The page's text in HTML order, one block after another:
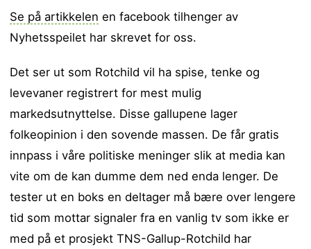
Se på artikkelen en facebook tilhenger av
Nyhetsspeilet har skrevet for oss.
Det ser ut som Rotchild vil ha spise, tenke og
levevaner registrert for mest mulig
markedsutnyttelse. Disse gallupene lager
folkeopinion i den sovende massen. De får gratis
innpass i våre politiske meninger slik at media kan
vite om de kan dumme dem ned enda lenger. De
tester ut en boks en deltager må bære over lengere
tid som mottar signaler fra en vanlig tv som ikke er
med på et prosjekt TNS-Gallup-Rotchild har